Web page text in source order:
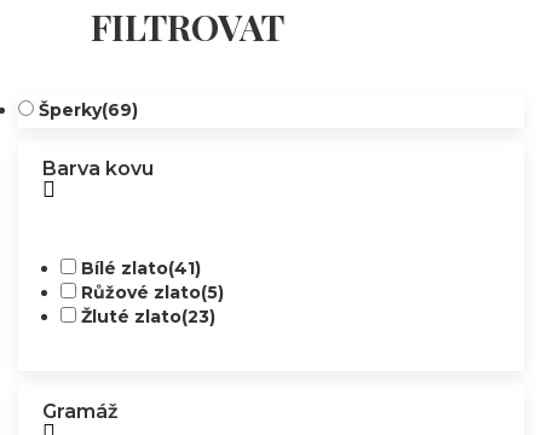
TVÁŘE ATT
FILTROVAT
Šperky(69)
Barva kovu
Bílé zlato(41)
Růžové zlato(5)
Žluté zlato(23)
Gramáž